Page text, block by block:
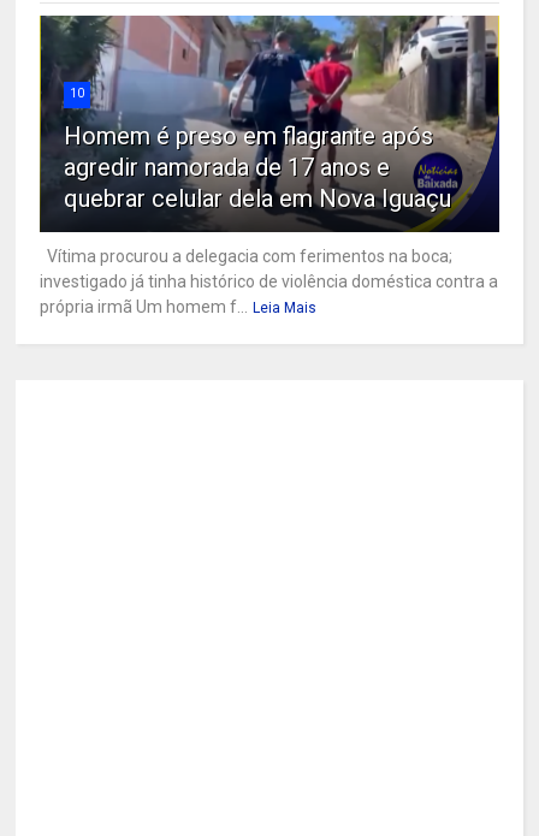
10
Homem é preso em flagrante após
agredir namorada de 17 anos e
quebrar celular dela em Nova Iguaçu
Vítima procurou a delegacia com ferimentos na boca;
investigado já tinha histórico de violência doméstica contra a
própria irmã Um homem f...
Leia Mais